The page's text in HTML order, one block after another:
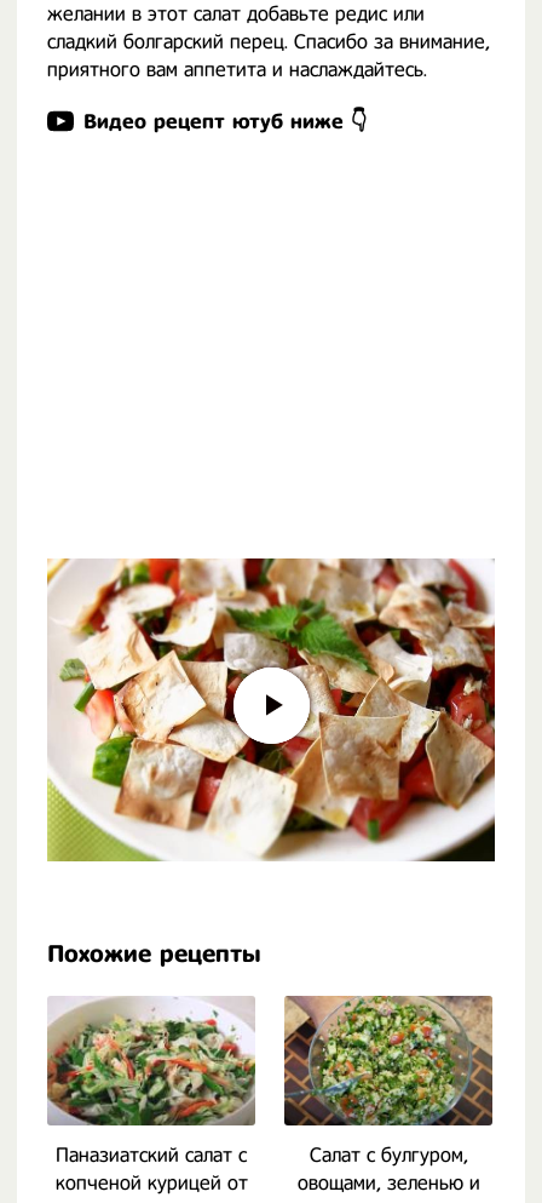
желании в этот салат добавьте редис или
сладкий болгарский перец. Спасибо за внимание,
приятного вам аппетита и наслаждайтесь.
Видео рецепт ютуб ниже 👇
Похожие рецепты
Паназиатский салат с
копченой курицей от
Салат с булгуром,
овощами, зеленью и